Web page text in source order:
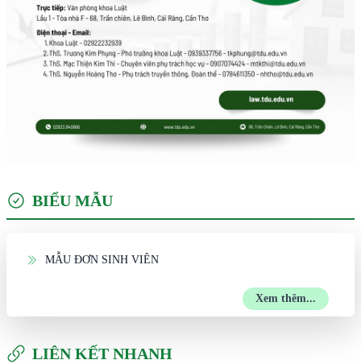
BIỂU MẪU
MẪU ĐƠN SINH VIÊN
Xem thêm...
LIÊN KẾT NHANH